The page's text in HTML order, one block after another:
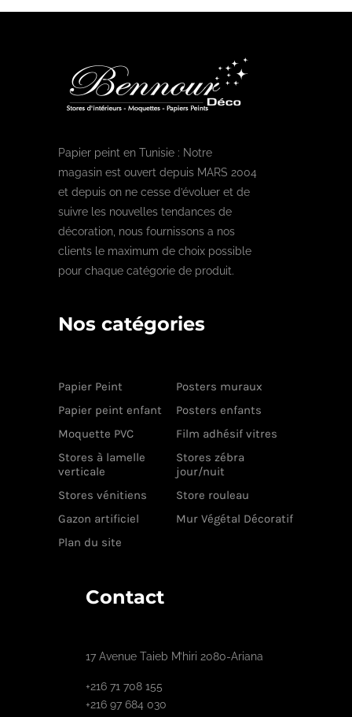
Papier peint en Tunisie : Notre
magasin est ouvert depuis MARS 2004
et depuis on ne cesse d’évoluer et de
suivre les nouvelles tendances de
décoration, nous fournissons a nos
clients le maximum de choix possible
pour chaque catégorie de produit.
Nos catégories
Papier Peint
Posters muraux
Papier peint enfant
Posters enfants
Moquette PVC
Film adhésif vitres
Stores à lamelle
verticale
Stores zébra
jour/nuit
Stores vénitiens
Store rouleau
Gazon artificiel
Mur Végétal Décoratif
Plan du site
Contact
17 Avenue Taieb M’hiri 2080-Ariana
+216 71 708 155
+216 97 684 030